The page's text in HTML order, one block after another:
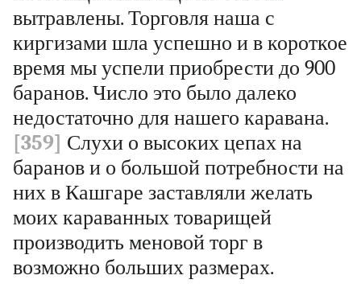
вытравлены. Торговля наша с
киргизами шла успешно и в короткое
время мы успели приобрести до 900
баранов. Число это было далеко
недостаточно для нашего каравана.
[359] Слухи о высоких цепах на
баранов и о большой потребности на
них в Кашгаре заставляли желать
моих караванных товарищей
производить меновой торг в
возможно больших размерах.